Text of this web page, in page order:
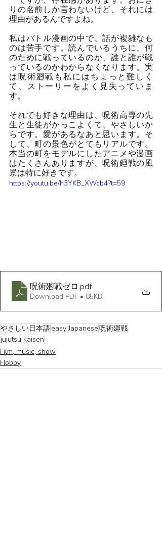
りの名前しか言わないけど、それには
理由があるんですよね。
私はバトル漫画の中で、話が複雑なも
のは苦手です。読んでいるうちに、何
のために戦っているのか、誰と誰が戦
っているのかわからなくなります。実
は呪術廻戦も私にはちょっと難しく
て、ストーリーをよく見失っていま
す。
それでも好きな理由は、呪術高専の先
生と生徒がかっこよくて、やさしいか
らです。愛があるなあと思います。そ
して、町の景色がとてもリアルです。
本当の町をモデルにしたアニメや漫画
はたくさんありますが、呪術廻戦の風
景は特に好きです。
https://youtu.be/h3YKB_XWcb4?t=59
呪術廻戦ゼロ.pdf
Download PDF • 85KB
やさしい日本語easy Japanese呪術廻戦
jujutsu kaisen
Film, music, show
Hobby